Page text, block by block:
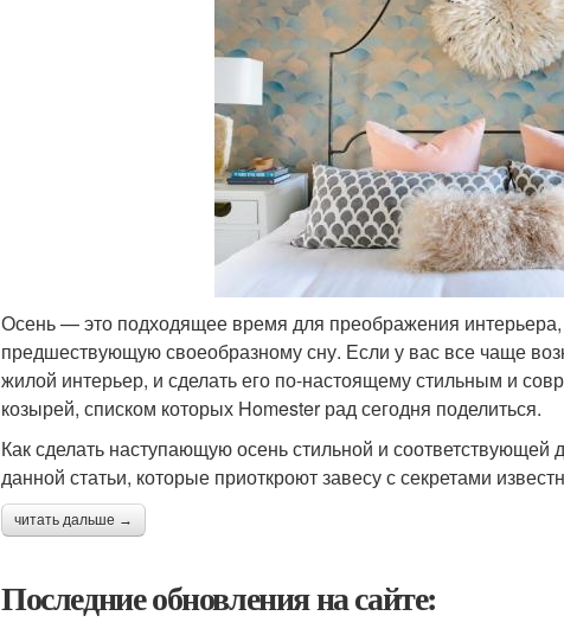
Осень — это подходящее время для преображения
предшествующую своеобразному сну. Если у вас все чаще
жилой интерьер, и сделать его по-настоящему стильным и
козырей, списком которых Homester рад сегодня поделиться.
Как сделать наступающую осень стильной и соответствующей
данной статьи, которые приоткроют завесу с секретами
читать дальше →
Последние обновления на сайте: